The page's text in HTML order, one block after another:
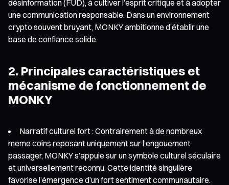
désinformation (FUD), à cultiver l’esprit critique et à adopter
une communication responsable. Dans un environnement
crypto souvent bruyant, MONKY ambitionne d’établir une
base de confiance solide.
2. Principales caractéristiques et
mécanisme de fonctionnement de
MONKY
Narratif culturel fort : Contrairement à de nombreux
meme coins reposant uniquement sur l’engouement
passager, MONKY s’appuie sur un symbole culturel séculaire
et universellement reconnu. Cette identité singulière
favorise l’émergence d’un fort sentiment communautaire.